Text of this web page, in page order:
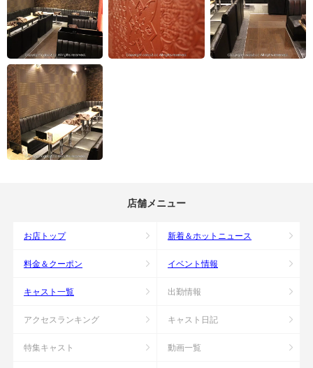
店舗メニュー
お店トップ 新着＆ホットニュース
料金＆クーポン イベント情報
キャスト一覧 出勤情報
アクセスランキング キャスト日記
特集キャスト 動画一覧